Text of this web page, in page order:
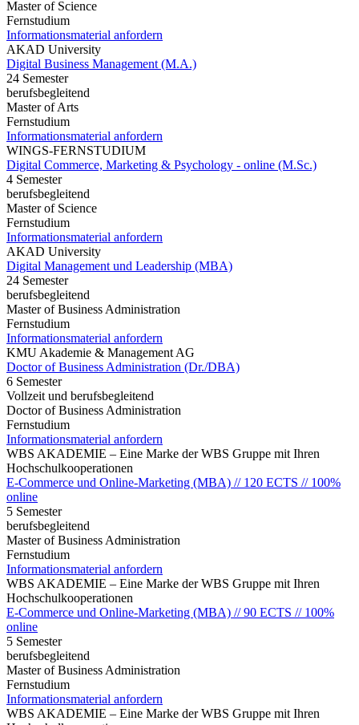
Master of Science
Fernstudium
Informationsmaterial anfordern
AKAD University
Digital Business Management (M.A.)
24 Semester
berufsbegleitend
Master of Arts
Fernstudium
Informationsmaterial anfordern
WINGS-FERNSTUDIUM
Digital Commerce, Marketing & Psychology - online (M.Sc.)
4 Semester
berufsbegleitend
Master of Science
Fernstudium
Informationsmaterial anfordern
AKAD University
Digital Management und Leadership (MBA)
24 Semester
berufsbegleitend
Master of Business Administration
Fernstudium
Informationsmaterial anfordern
KMU Akademie & Management AG
Doctor of Business Administration (Dr./DBA)
6 Semester
Vollzeit und berufsbegleitend
Doctor of Business Administration
Fernstudium
Informationsmaterial anfordern
WBS AKADEMIE – Eine Marke der WBS Gruppe mit Ihren
Hochschulkooperationen
E-Commerce und Online-Marketing (MBA) // 120 ECTS // 100%
online
5 Semester
berufsbegleitend
Master of Business Administration
Fernstudium
Informationsmaterial anfordern
WBS AKADEMIE – Eine Marke der WBS Gruppe mit Ihren
Hochschulkooperationen
E-Commerce und Online-Marketing (MBA) // 90 ECTS // 100%
online
5 Semester
berufsbegleitend
Master of Business Administration
Fernstudium
Informationsmaterial anfordern
WBS AKADEMIE – Eine Marke der WBS Gruppe mit Ihren